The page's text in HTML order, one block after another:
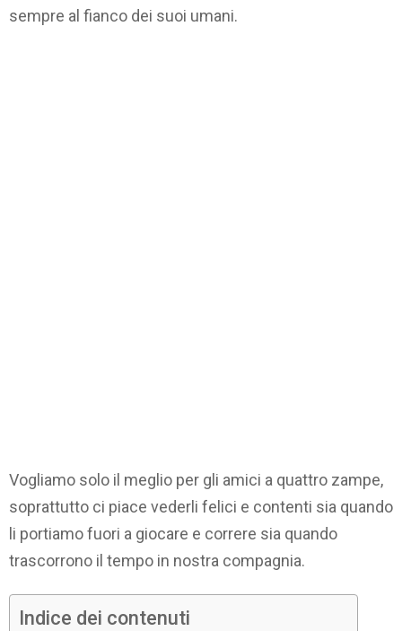
sempre al fianco dei suoi umani.
Vogliamo solo il meglio per gli amici a quattro zampe,
soprattutto ci piace vederli felici e contenti sia quando
li portiamo fuori a giocare e correre sia quando
trascorrono il tempo in nostra compagnia.
Indice dei contenuti